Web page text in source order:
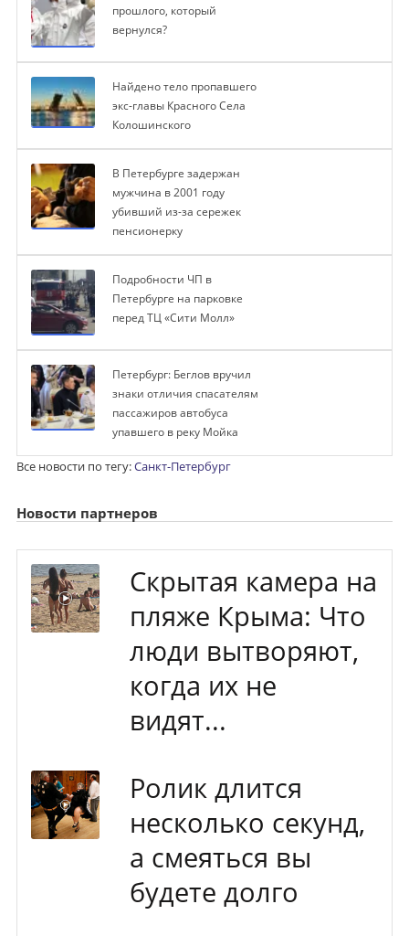
прошлого, который
вернулся?
Найдено тело пропавшего
экс-главы Красного Села
Колошинского
В Петербурге задержан
мужчина в 2001 году
убивший из-за сережек
пенсионерку
Подробности ЧП в
Петербурге на парковке
перед ТЦ «Сити Молл»
Петербург: Беглов вручил
знаки отличия спасателям
пассажиров автобуса
упавшего в реку Мойка
Все новости по тегу:Санкт-Петербург
Новости партнеров
Скрытая камера на
пляже Крыма: Что
люди вытворяют,
когда их не
видят...
Ролик длится
несколько секунд,
а смеяться вы
будете долго